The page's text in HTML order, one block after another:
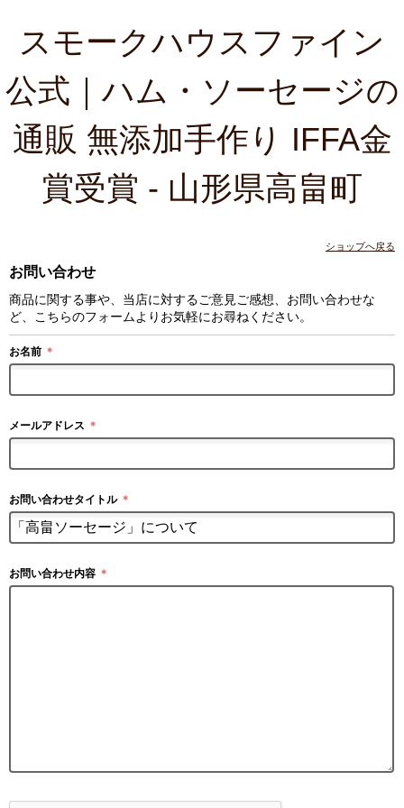
スモークハウスファイン
公式｜ハム・ソーセージの
通販 無添加手作り IFFA金
賞受賞 - 山形県高畠町
ショップへ戻る
お問い合わせ
商品に関する事や、当店に対するご意見ご感想、お問い合わせな
ど、こちらのフォームよりお気軽にお尋ねください。
お名前 ＊
メールアドレス ＊
お問い合わせタイトル ＊
お問い合わせ内容 ＊